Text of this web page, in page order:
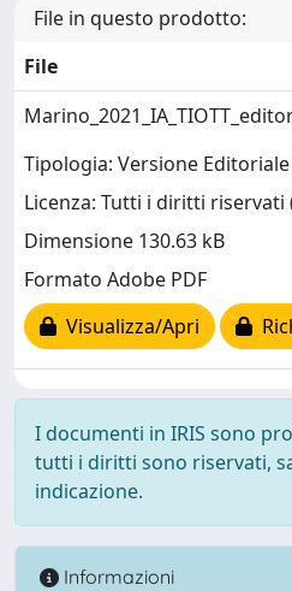
File in questo prodotto:
File
Tipologia: Versione Editoriale
Licenza: Tutti i diritti
Dimensione 130.63 kB
Formato Adobe PDF
Visualizza/Apri
I documenti in IRIS sono
tutti i diritti sono riservati,
indicazione.
Informazioni